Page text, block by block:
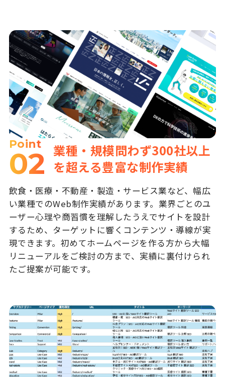
Point
02 業種・規模問わず300社以上
を超える豊富な制作実績
飲食・医療・不動産・製造・サービス業など、幅広
い業種でのWeb制作実績があります。業界ごとのユ
ーザー心理や商習慣を理解したうえでサイトを設計
するため、ターゲットに響くコンテンツ・導線が実
現できます。初めてホームページを作る方から大幅
リニューアルをご検討の方まで、実績に裏付けられ
たご提案が可能です。